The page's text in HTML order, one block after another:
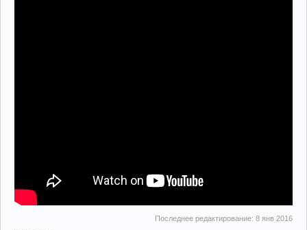
Последнее редактирование: 8 янв 2016